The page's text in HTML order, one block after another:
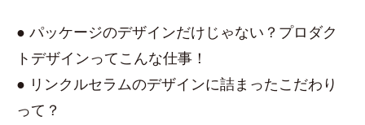
● パッケージのデザインだけじゃない？プロダク
トデザインってこんな仕事！
● リンクルセラムのデザインに詰まったこだわり
って？